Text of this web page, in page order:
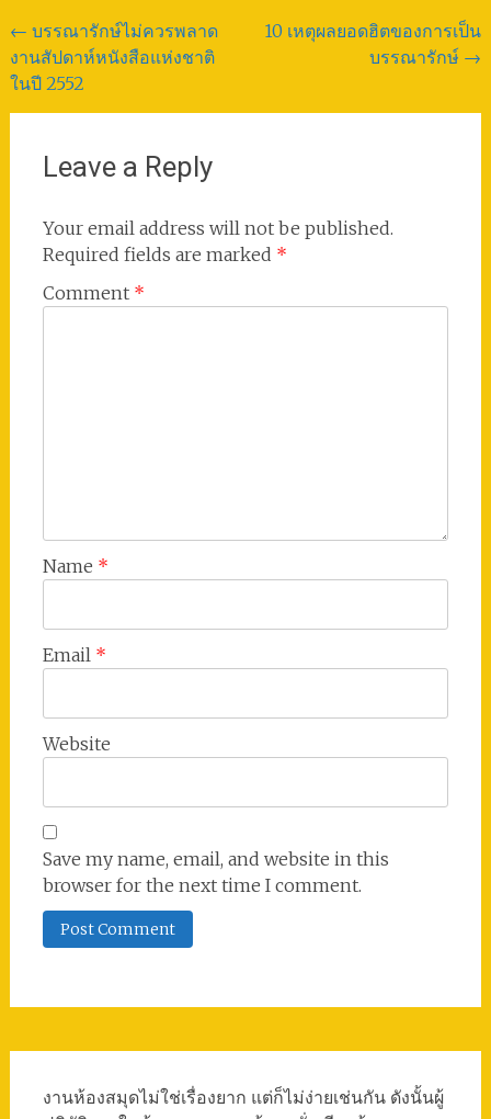
Post
navigation
← บรรณารักษ์ไม่ควรพลาด
งานสัปดาห์หนังสือแห่งชาติ
ในปี 2552
10 เหตุผลยอดฮิตของการเป็น
บรรณารักษ์ →
Leave a Reply
Your email address will not be published.
Required fields are marked *
Comment *
Name *
Email *
Website
Save my name, email, and website in this
browser for the next time I comment.
งานห้องสมุดไม่ใช่เรื่องยาก แต่ก็ไม่ง่ายเช่นกัน ดังนั้นผู้